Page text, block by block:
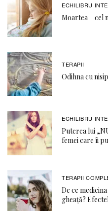
ECHILIBRU
Moartea – cel
TERAPII
Odihna cu nisip
ECHILIBRU
Puterea lui
femei care îi
TERAPII
De ce
gheață?